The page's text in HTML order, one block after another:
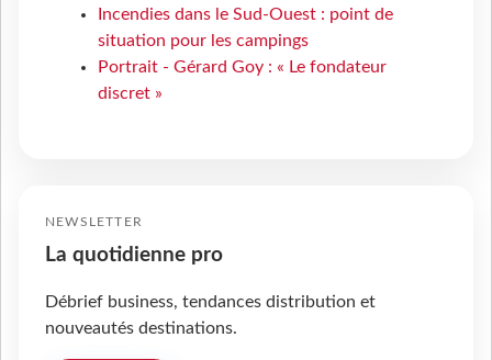
Incendies dans le Sud-Ouest : point de
situation pour les campings
Portrait - Gérard Goy : « Le fondateur
discret »
NEWSLETTER
La quotidienne pro
Débrief business, tendances distribution et
nouveautés destinations.